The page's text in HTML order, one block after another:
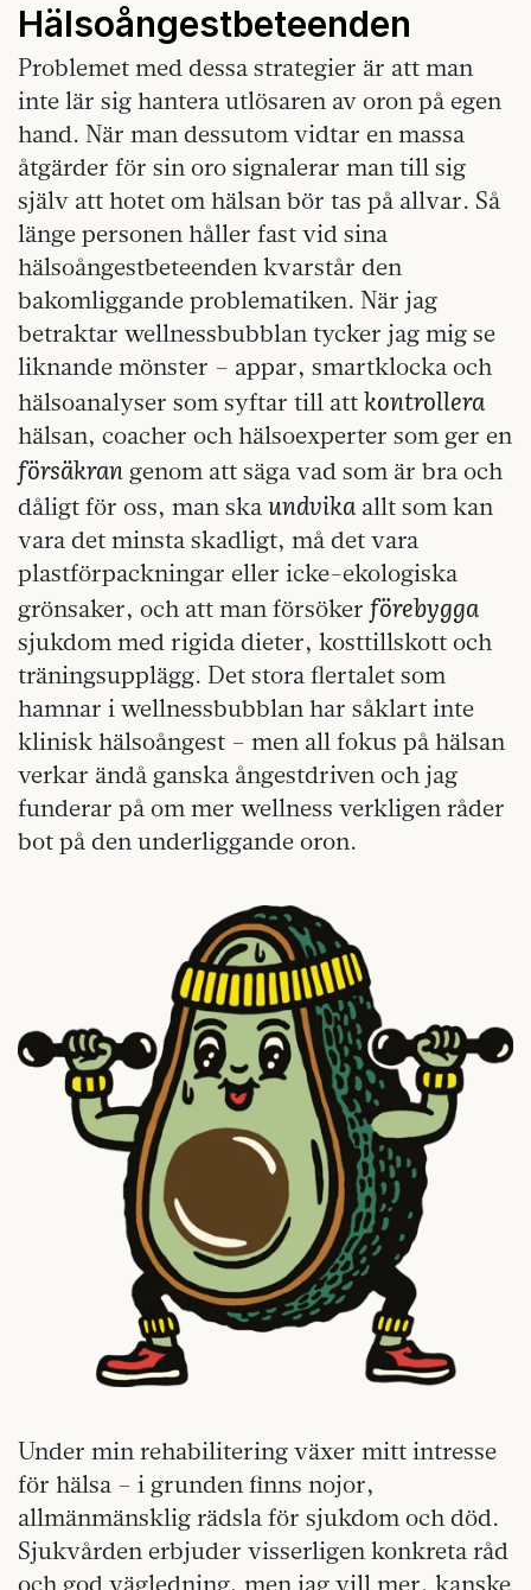
Hälsoångestbeteenden
Problemet med dessa strategier är att man
inte lär sig hantera utlösaren av oron på egen
hand. När man dessutom vidtar en massa
åtgärder för sin oro signalerar man till sig
själv att hotet om hälsan bör tas på allvar. Så
länge personen håller fast vid sina
hälsoångestbeteenden kvarstår den
bakomliggande problematiken. När jag
betraktar wellnessbubblan tycker jag mig se
liknande mönster – appar, smartklocka och
hälsoanalyser som syftar till att kontrollera
hälsan, coacher och hälsoexperter som ger en
försäkran genom att säga vad som är bra och
dåligt för oss, man ska undvika allt som kan
vara det minsta skadligt, må det vara
plastförpackningar eller icke-ekologiska
grönsaker, och att man försöker förebygga
sjukdom med rigida dieter, kosttillskott och
träningsupplägg. Det stora flertalet som
hamnar i wellnessbubblan har såklart inte
klinisk hälsoångest – men all fokus på hälsan
verkar ändå ganska ångestdriven och jag
funderar på om mer wellness verkligen råder
bot på den underliggande oron.
Under min rehabilitering växer mitt intresse
för hälsa – i grunden finns nojor,
allmänmänsklig rädsla för sjukdom och död.
Sjukvården erbjuder visserligen konkreta råd
och god vägledning, men jag vill mer, kanske